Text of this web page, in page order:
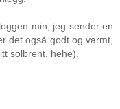
min, jeg sender en
det også godt og varmt,
solbrent, hehe).